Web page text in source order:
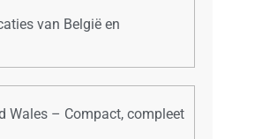
van België en
Wales – Compact, compleet